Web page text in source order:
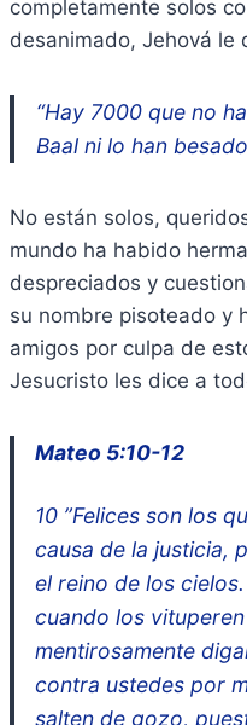
completamente solos
desanimado, Jehová le
“Hay 7000 que no
Baal ni lo han
No están solos,
mundo ha habido
despreciados y
su nombre pisoteado y
amigos por culpa de
Jesucristo les dice a
Mateo 5:10-12
10 ”Felices son los
causa de la justicia,
el reino de los cielos.
cuando los
mentirosamente
contra ustedes por
salten de gozo,